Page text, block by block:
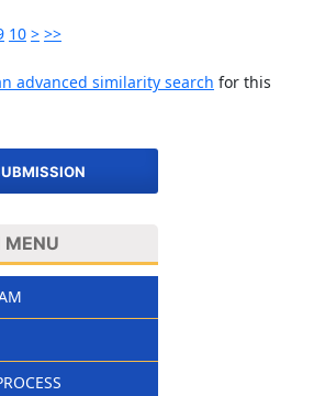
10 > >>
advanced similarity search for this
MENU